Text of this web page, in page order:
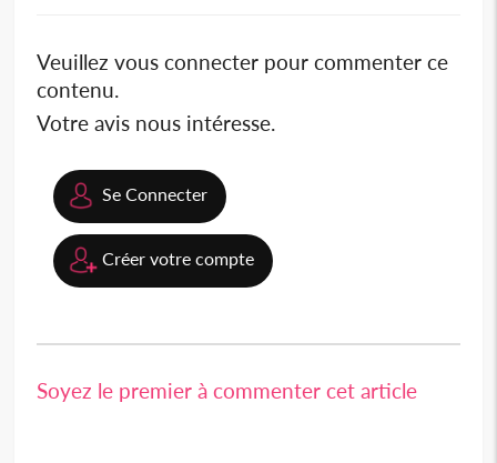
Veuillez vous connecter pour commenter ce
contenu.
Votre avis nous intéresse.
Se Connecter
Créer votre compte
Soyez le premier à commenter cet article